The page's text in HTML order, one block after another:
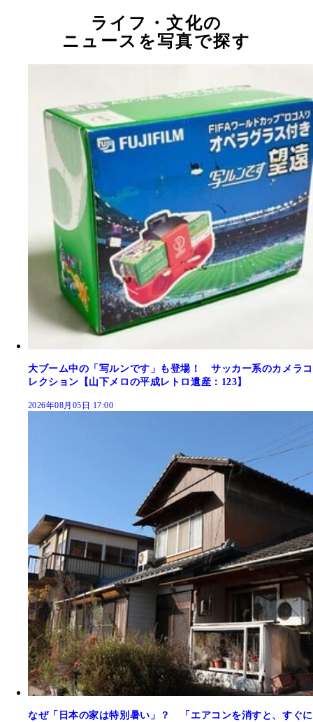
ライフ・文化の
ニュースを写真で探す
大ブーム中の「写ルンです」も登場！ サッカー系のカメラコ
レクション【山下メロの平成レトロ遺産：123】
2026年08月05日 17:00
なぜ「日本の家は特別暑い」？ 「エアコンを消すと、すぐに